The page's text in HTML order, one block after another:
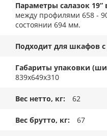
Параметры салазок 19”
между профилями 658 -
состоянии 694 мм.
Подходит для шкафов
Габариты упаковки
839x649x310
Вес нетто, кг 62
Вес брутто, кг 67